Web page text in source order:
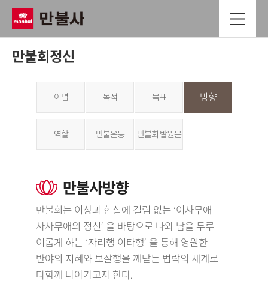
만불회정신
이념 목적 목표 방향
역할 만불운동 만불회 발원문
만불사방향
만불회는 이상과 현실에 걸림 없는 ‘이사무애
사사무애의 정신’ 을 바탕으로 나와 남을 두루
이롭게 하는 ‘자리행 이타행’ 을 통해 영원한
반야의 지혜와 보살행을 깨닫는 법락의 세계로
다함께 나아가고자 한다.